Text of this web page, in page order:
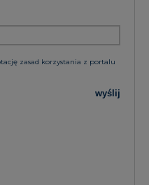
zasad korzystania z portalu
wyślij